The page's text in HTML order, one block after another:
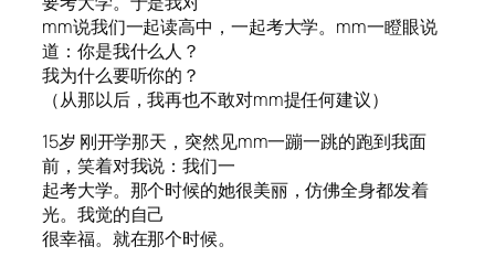
mm说我们一起读高中，一起考大学。mm一瞪眼说
道：你是我什么人？
我为什么要听你的？
（从那以后，我再也不敢对mm提任何建议）
15岁 刚开学那天，突然见mm一蹦一跳的跑到我面
前，笑着对我说：我们一
起考大学。那个时候的她很美丽，仿佛全身都发着
光。我觉的自己
很幸福。就在那个时候。